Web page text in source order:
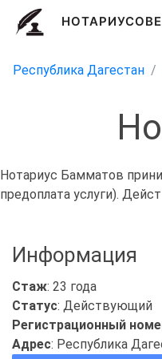
Республика Дагестан
Нотариус Бамматов
предоплата услуги).
Информация
Стаж: 23 года
Статус: Действующий
Регистрационный
Адрес: Республика